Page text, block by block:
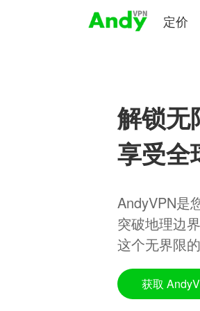
定价
解锁无
享受全
AndyVPN是
突破地理边
这个无界限
获取